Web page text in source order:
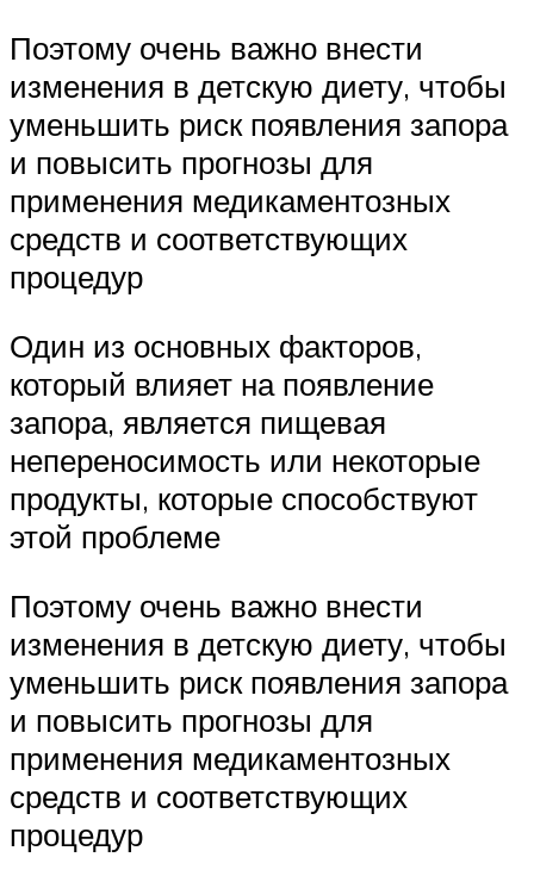
Поэтому очень важно внести
изменения в детскую диету, чтобы
уменьшить риск появления запора
и повысить прогнозы для
применения медикаментозных
средств и соответствующих
процедур
Один из основных факторов,
который влияет на появление
запора, является пищевая
непереносимость или некоторые
продукты, которые способствуют
этой проблеме
Поэтому очень важно внести
изменения в детскую диету, чтобы
уменьшить риск появления запора
и повысить прогнозы для
применения медикаментозных
средств и соответствующих
процедур